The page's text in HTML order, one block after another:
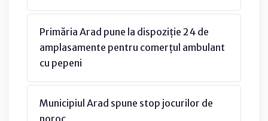
Primăria Arad pune la dispoziție 24 de
amplasamente pentru comerțul ambulant
cu pepeni
Municipiul Arad spune stop jocurilor de